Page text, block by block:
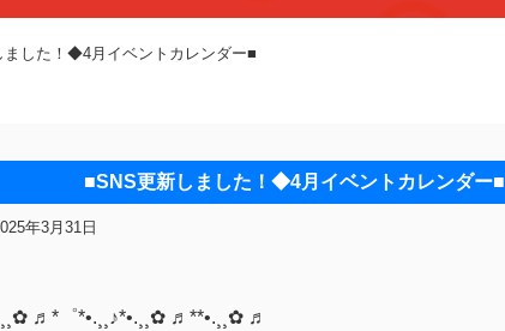
ました！◆4月イベントカレンダー■
■SNS更新しました！◆4月イベントカレンダー■
年3月31日
♬*゜*•.¸¸♪*•.¸¸✿ ♬**•.¸¸✿ ♬